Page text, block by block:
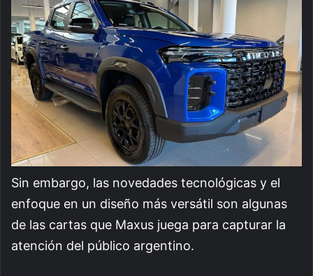
Sin embargo, las novedades tecnológicas y el
enfoque en un diseño más versátil son algunas
de las cartas que Maxus juega para capturar la
atención del público argentino.